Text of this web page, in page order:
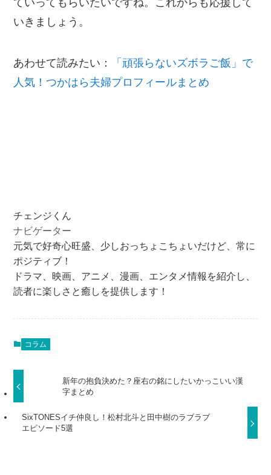
ていってもらいたいですね。これからも応援して
いきましょう。
あわせて読みたい：
「頑張らないズボラご飯」で
人気！つかはら夫婦プロフィールまとめ
チェンジくん
ナビゲーター
元気で好奇心旺盛、少しおっちょこちょいだけど、常に
ポジティブ！
ドラマ、映画、アニメ、漫画、エンタメ情報を紹介し、
読者に楽しさと癒しを提供します！
コラム
新年の抱負決めた？座右の銘にしたいかっこいい漢
字まとめ
SixTONESイチ仲良し！松村北斗と田中樹のラブラブ
エピソード5選